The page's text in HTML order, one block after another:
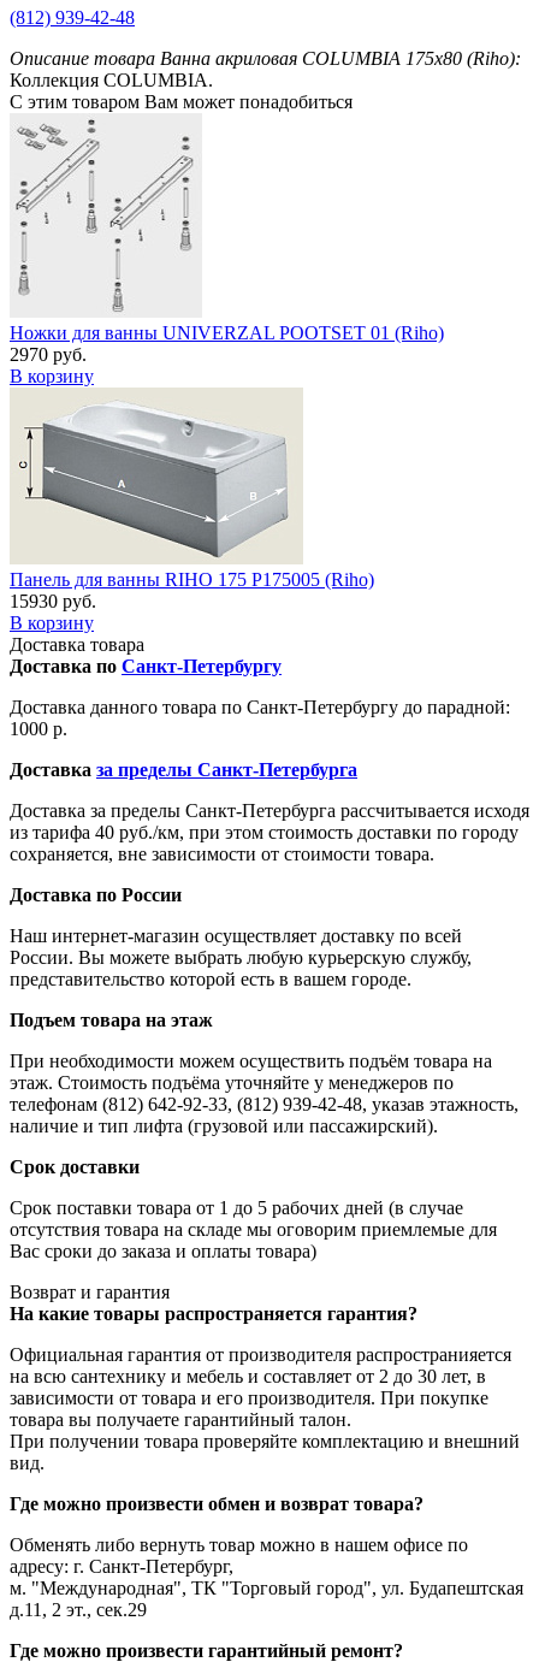
(812) 939-42-48
Описание товара Ванна акриловая COLUMBIA 175x80 (Riho):
Коллекция COLUMBIA.
С этим товаром Вам может понадобиться
Ножки для ванны UNIVERZAL POOTSET 01 (Riho)
2970 руб.
В корзину
Панель для ванны RIHO 175 P175005 (Riho)
15930 руб.
В корзину
Доставка товара
Доставка по Санкт-Петербургу
Доставка данного товара по Санкт-Петербургу до парадной:
1000 р.
Доставка за пределы Санкт-Петербурга
Доставка за пределы Санкт-Петербурга рассчитывается исходя
из тарифа 40 руб./км, при этом стоимость доставки по городу
сохраняется, вне зависимости от стоимости товара.
Доставка по России
Наш интернет-магазин осуществляет доставку по всей
России. Вы можете выбрать любую курьерскую службу,
представительство которой есть в вашем городе.
Подъем товара на этаж
При необходимости можем осуществить подъём товара на
этаж. Стоимость подъёма уточняйте у менеджеров по
телефонам (812) 642-92-33, (812) 939-42-48, указав этажность,
наличие и тип лифта (грузовой или пассажирский).
Срок доставки
Срок поставки товара от 1 до 5 рабочих дней (в случае
отсутствия товара на складе мы оговорим приемлемые для
Вас сроки до заказа и оплаты товара)
Возврат и гарантия
На какие товары распространяется гарантия?
Официальная гарантия от производителя распространияется
на всю сантехнику и мебель и составляет от 2 до 30 лет, в
зависимости от товара и его производителя. При покупке
товара вы получаете гарантийный талон.
При получении товара проверяйте комплектацию и внешний
вид.
Где можно произвести обмен и возврат товара?
Обменять либо вернуть товар можно в нашем офисе по
адресу: г. Санкт-Петербург,
м. "Международная", ТК "Торговый город", ул. Будапештская
д.11, 2 эт., сек.29
Где можно произвести гарантийный ремонт?